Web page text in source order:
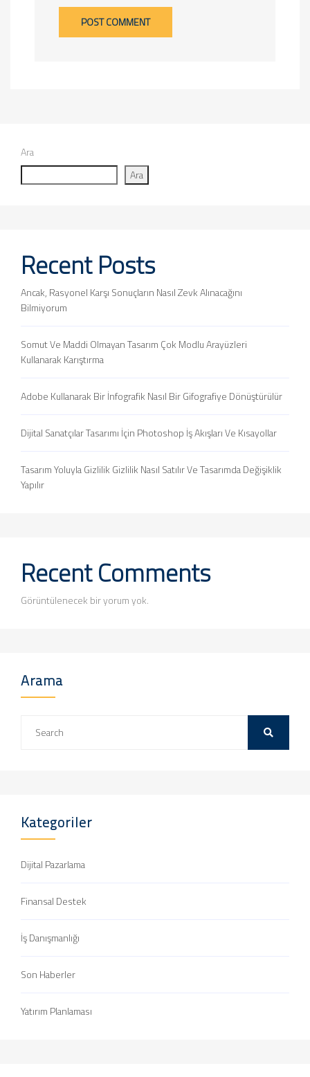
POST COMMENT
Ara
Ara
Recent Posts
Ancak, Rasyonel Karşı Sonuçların Nasıl Zevk Alınacağını
Bilmiyorum
Somut Ve Maddi Olmayan Tasarım Çok Modlu Arayüzleri
Kullanarak Karıştırma
Adobe Kullanarak Bir İnfografik Nasıl Bir Gifografiye Dönüştürülür
Dijital Sanatçılar Tasarımı İçin Photoshop İş Akışları Ve Kısayollar
Tasarım Yoluyla Gizlilik Gizlilik Nasıl Satılır Ve Tasarımda Değişiklik
Yapılır
Recent Comments
Görüntülenecek bir yorum yok.
Arama
Kategoriler
Dijital Pazarlama
Finansal Destek
İş Danışmanlığı
Son Haberler
Yatırım Planlaması